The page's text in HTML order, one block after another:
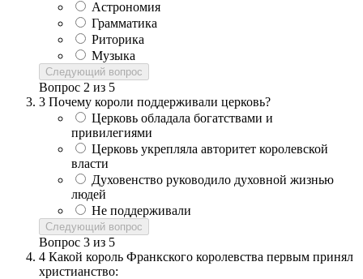
Астрономия
Грамматика
Риторика
Музыка
Следующий вопрос
Вопрос 2 из 5
3 Почему короли поддерживали церковь?
Церковь обладала богатствами и
привилегиями
Церковь укрепляла авторитет королевской
власти
Духовенство руководило духовной жизнью
людей
Не поддерживали
Следующий вопрос
Вопрос 3 из 5
4 Какой король Франкского королевства первым принял
христианство: